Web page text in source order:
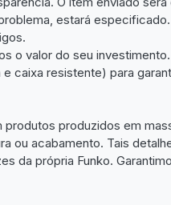
estará
o valor do seu
caixa resistente) para
produzidos em
ou acabamento. Tais
da própria Funko.